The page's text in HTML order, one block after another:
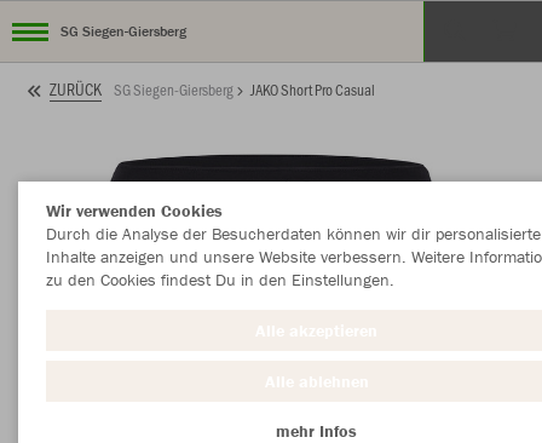
SG Siegen-Giersberg
ZURÜCK SG Siegen-Giersberg JAKO Short Pro Casual
Wir verwenden Cookies
Durch die Analyse der Besucherdaten können wir dir personalisierte
Inhalte anzeigen und unsere Website verbessern. Weitere
zu den Cookies findest Du in den Einstellungen.
mehr Infos